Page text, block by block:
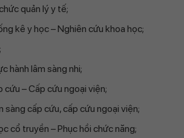
quản lý y tế;
kê y học – Nghiên cứu khoa học;
hành lâm sàng nhi;
cứu – Cấp cứu ngoại viện;
sàng cấp cứu, cấp cứu ngoại viện;
cổ truyền – Phục hồi chức năng;